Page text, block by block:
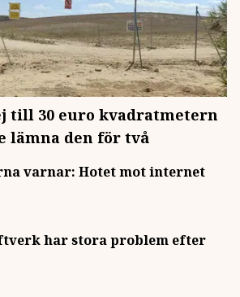
till 30 euro kvadratmetern
lämna den för två
varnar: Hotet mot internet
har stora problem efter